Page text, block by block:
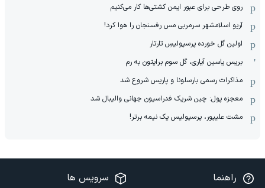
روی طرحی برای عبور ایمن کشتی‌ها کار می‌کنیم
آریو اسلامشهر سرمربی مس رفسنجان را هوا کرد!
اولین گل خورده پرسپولیسِ تارتار
بریس یاسین آیاری، گل سوم برایتون به رم
مذاکرات رسمی بارسلونا و پاریس شروع شد
معجزه پول: چین شریک فدراسیون جهانی والیبال شد
مشت علیپور، پرسپولیس یک نیمه برتر!
راهنما سرویس ها